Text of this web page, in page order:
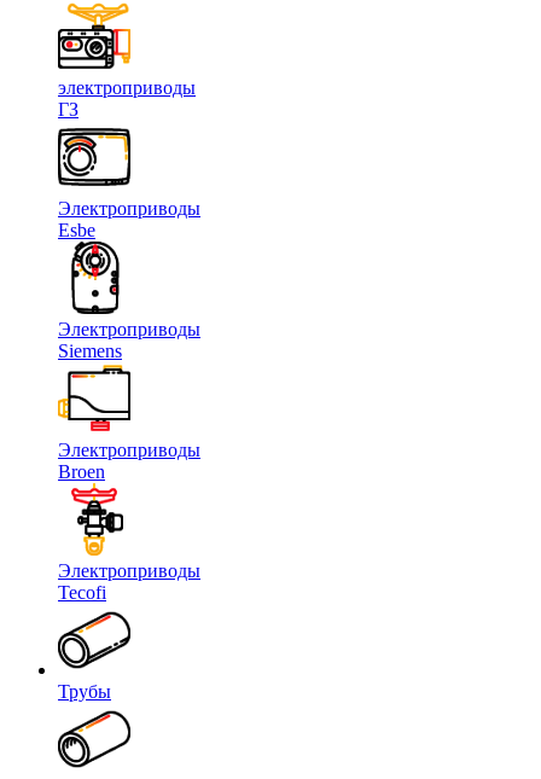
электроприводы
ГЗ
Электроприводы
Esbe
Электроприводы
Siemens
Электроприводы
Broen
Электроприводы
Tecofi
Трубы